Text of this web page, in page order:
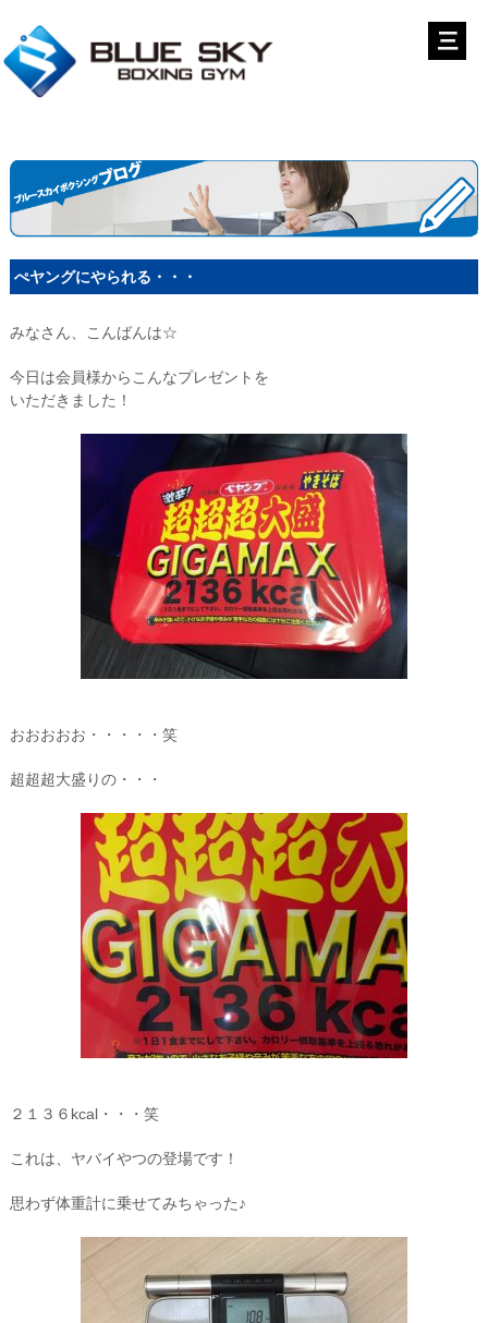
ぺヤングにやられる・・・
みなさん、こんばんは☆
今日は会員様からこんなプレゼントを
いただきました！
おおおおお・・・・・笑
超超超大盛りの・・・
２１３６kcal・・・笑
これは、ヤバイやつの登場です！
思わず体重計に乗せてみちゃった♪